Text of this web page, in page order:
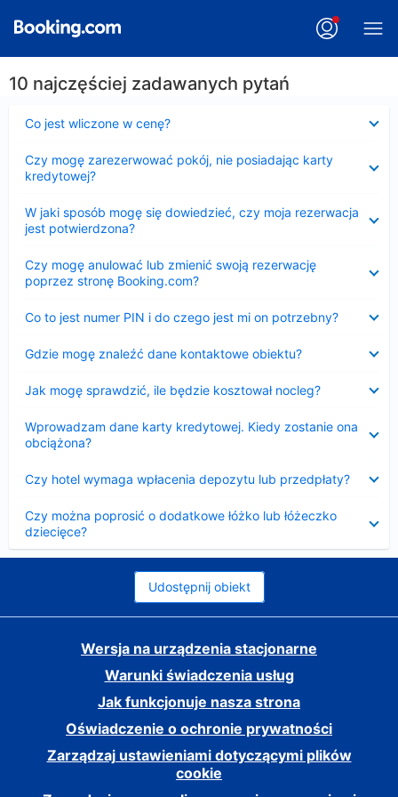
10 najczęściej zadawanych pytań
Co jest wliczone w cenę?
Czy mogę zarezerwować pokój, nie posiadając karty
kredytowej?
W jaki sposób mogę się dowiedzieć, czy moja rezerwacja
jest potwierdzona?
Czy mogę anulować lub zmienić swoją rezerwację
poprzez stronę Booking.com?
Co to jest numer PIN i do czego jest mi on potrzebny?
Gdzie mogę znaleźć dane kontaktowe obiektu?
Jak mogę sprawdzić, ile będzie kosztował nocleg?
Wprowadzam dane karty kredytowej. Kiedy zostanie ona
obciążona?
Czy hotel wymaga wpłacenia depozytu lub przedpłaty?
Czy można poprosić o dodatkowe łóżko lub łóżeczko
dziecięce?
Udostępnij obiekt
Wersja na urządzenia stacjonarne
Warunki świadczenia usług
Jak funkcjonuje nasza strona
Oświadczenie o ochronie prywatności
Zarządzaj ustawieniami dotyczącymi plików
cookie